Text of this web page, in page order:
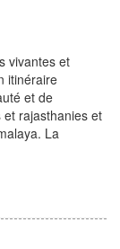
vivantes et
itinéraire
et de
rajasthanies et
La